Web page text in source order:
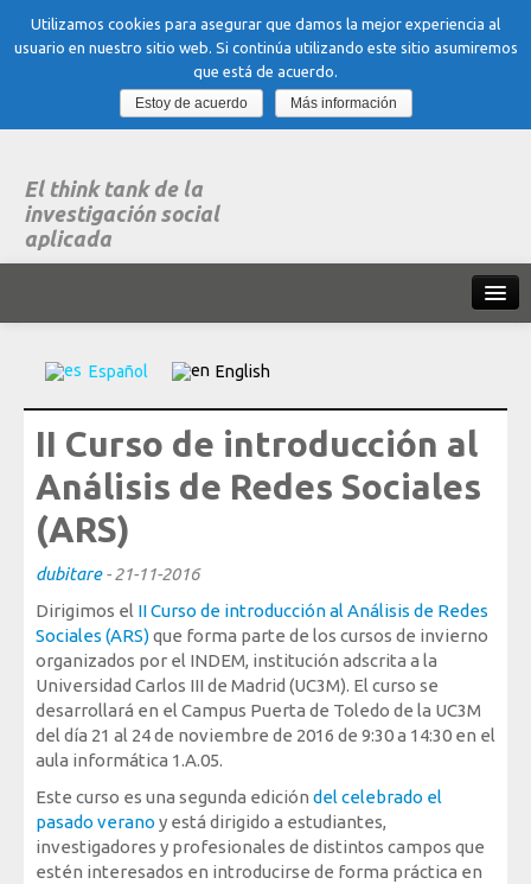
El think tank de la
investigación social
aplicada
de experiencia
Sociedad, Innovación y Salud
Internacional, Sectores y Salud
Nuestra propuesta
Blogs
Blog: Organización, Trabajo y Salud
Blog: Internacional, Sectores y Salud
Formación
y eventos
Español English
II Curso de introducción al
Análisis de Redes Sociales
(ARS)
dubitare-21-11-2016
Dirigimos el II Curso de introducción al Análisis de Redes
Sociales (ARS)que forma parte de los cursos de invierno
organizados por el INDEM, institución adscrita a la
Universidad Carlos III de Madrid (UC3M). El curso se
desarrollará en el Campus Puerta de Toledo de la UC3M
del día 21 al 24 de noviembre de 2016 de 9:30 a 14:30 en el
aula informática 1.A.05.
Este curso es una segunda edición del celebrado el
pasado verano y está dirigido a estudiantes,
investigadores y profesionales de distintos campos que
estén interesados en introducirse de forma práctica en
Utilizamos cookies para asegurar que damos la mejor experiencia al
usuario en nuestro sitio web. Si continúa utilizando este sitio asumiremos
que está de acuerdo.
Estoy de acuerdo
Más información